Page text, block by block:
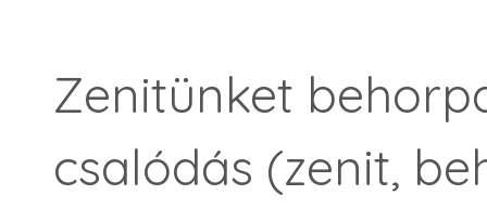
Zenitünket
csalódás (zenit,